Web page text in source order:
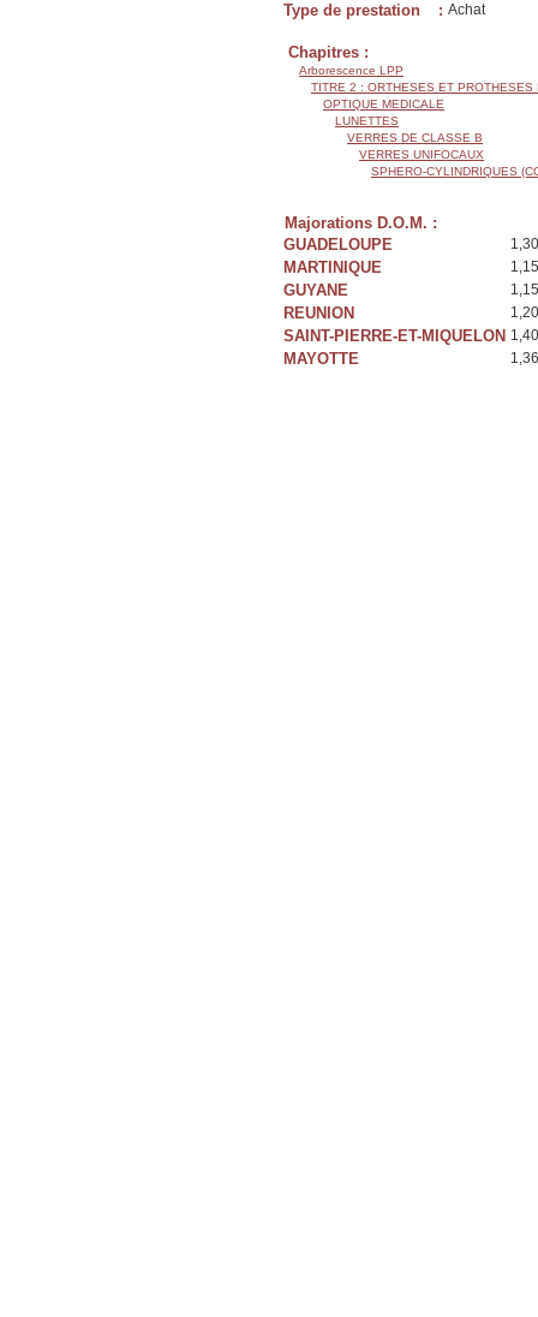
Type de prestation : Achat
Chapitres :
Arborescence LPP
TITRE 2 : ORTHESES ET PROTHESES
OPTIQUE MEDICALE
LUNETTES
VERRES DE CLASSE B
VERRES UNIFOCAUX
SPHERO-CYLINDRIQUES
Majorations D.O.M. :
GUADELOUPE
MARTINIQUE
GUYANE
REUNION
SAINT-PIERRE-ET-MIQUELON
MAYOTTE